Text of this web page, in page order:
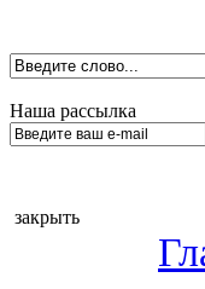
Наша рассылка
закрыть